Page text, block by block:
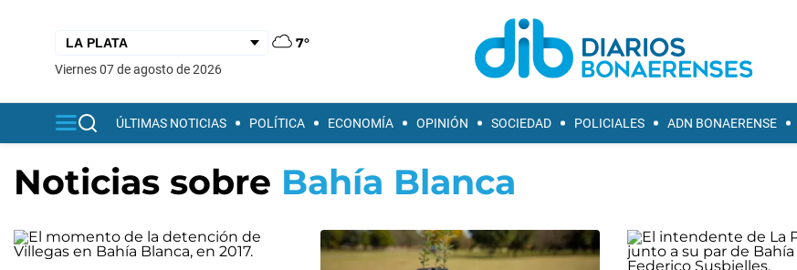
7°
viernes 07 de agosto de 2026
ÚLTIMAS NOTICIAS POLÍTICA ECONOMÍA OPINIÓN SOCIEDAD POLICIALES ADN BONAERENSE
Noticias sobre Bahía Blanca